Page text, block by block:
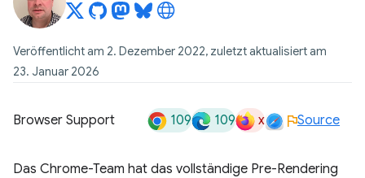
Veröffentlicht am 2. Dezember 2022, zuletzt aktualisiert am
23. Januar 2026
Browser Support 109 109 x Source
Das Chrome-Team hat das vollständige Pre-Rendering